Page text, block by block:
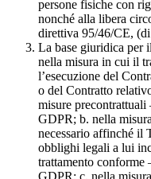
persone fisiche con
nonché alla libera
direttiva 95/46/CE,
La base giuridica per
nella misura in cui il
l’esecuzione del
o del Contratto
misure
GDPR; b. nella
necessario affinché il
obblighi legali a lui
trattamento conforme
GDPR; c. nella